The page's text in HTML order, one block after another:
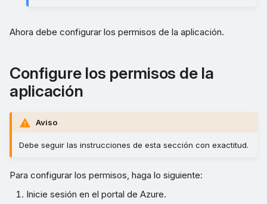
Ahora debe configurar los permisos de la aplicación.
Configure los permisos de la
aplicación
Aviso
Debe seguir las instrucciones de esta sección con exactitud.
Para configurar los permisos, haga lo siguiente:
Inicie sesión en el portal de Azure.